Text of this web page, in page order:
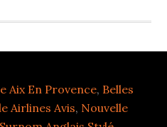
Aix En Provence, Belles
Airlines Avis, Nouvelle